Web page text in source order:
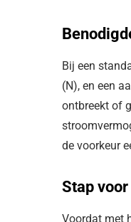
Bij een
(N), en een
ontbreekt of
de voorkeur
Stap
Voordat met